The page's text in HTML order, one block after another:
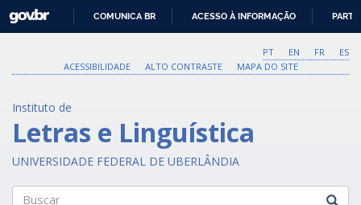
O
CONTEÚDO
GOVBR
COMUNICA BR ACESSO À INFORMAÇÃO
PT EN FR
ES
ACESSIBILIDADE
ALTO CONTRASTE MAPA DO SITE
Instituto de
Letras e Linguística
UNIVERSIDADE FEDERAL DE UBERLÂNDIA